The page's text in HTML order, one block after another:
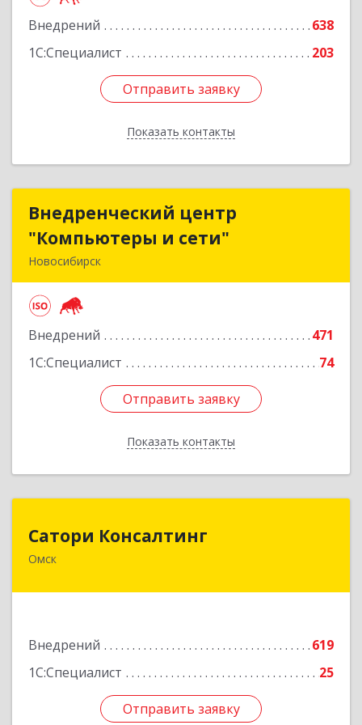
Внедрений
638
1С:Специалист
203
Отправить заявку
Показать контакты
Отправить заявку
Назад
Внедренческий центр
"Компьютеры и сети"
Новосибирск
Внедрений
471
1С:Специалист
74
Отправить заявку
Показать контакты
Внедренческий центр
"Компьютеры и сети"
Подробнее
Отправить заявку
Назад
Сатори Консалтинг
Омск
Внедрений
619
1С:Специалист
25
Отправить заявку
644070, Омская обл, Омск г, Лермонтова ул,
Отправить заявку